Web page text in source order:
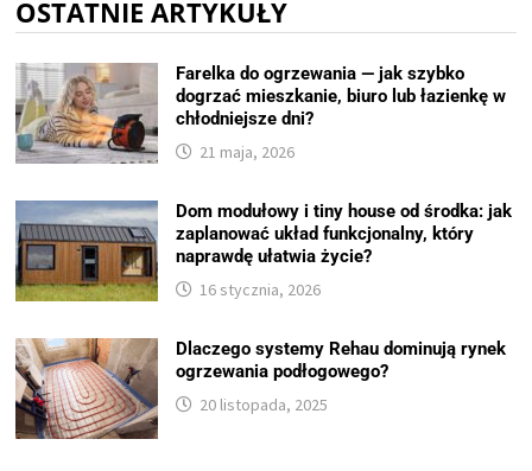
OSTATNIE ARTYKUŁY
Farelka do ogrzewania — jak szybko
dogrzać mieszkanie, biuro lub łazienkę w
chłodniejsze dni?
21 maja, 2026
Dom modułowy i tiny house od środka: jak
zaplanować układ funkcjonalny, który
naprawdę ułatwia życie?
16 stycznia, 2026
Dlaczego systemy Rehau dominują rynek
ogrzewania podłogowego?
20 listopada, 2025